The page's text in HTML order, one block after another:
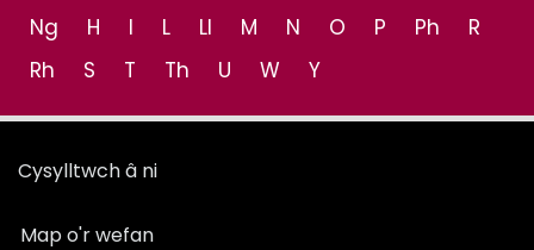
Ng
H I L Ll M N O P Ph
R
Rh
S T Th U W Y
Cysylltwch â ni
Map o'r wefan